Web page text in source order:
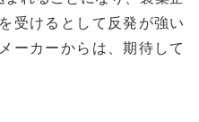
受けるとして反発が強い
ーカーからは、期待して